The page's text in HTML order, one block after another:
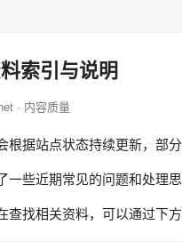
索引与说明
· 内容质量
根据站点状态持续更新，部
一些近期常见的问题和处理
查找相关资料，可以通过下